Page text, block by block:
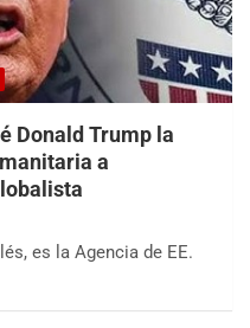
Donald Trump la
a
es la Agencia de EE.